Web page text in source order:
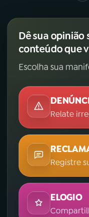
Dê sua opinião
conteúdo que
Escolha sua
Relate
Registre
ELOGIO